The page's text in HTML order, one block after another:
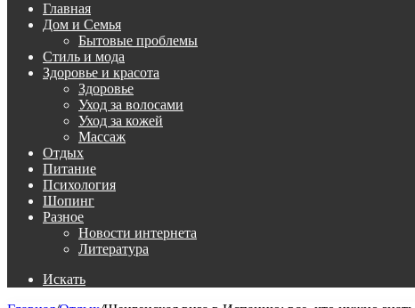
Главная
Дом и Семья
Бытовые проблемы
Стиль и мода
Здоровье и красота
Здоровье
Уход за волосами
Уход за кожей
Массаж
Отдых
Питание
Психология
Шопинг
Разное
Новости интернета
Литература
Искать